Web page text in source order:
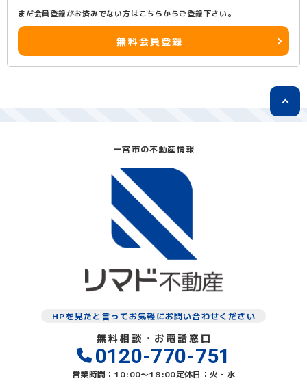
まだ会員登録がお済みでない方はこちらからご登録下さい。
無料会員登録
一宮市の不動産情報
HPを見たと言ってお気軽にお問い合わせください
無料相談・お電話窓口
0120-770-751
営業時間：10:00〜18:00定休日：火・水